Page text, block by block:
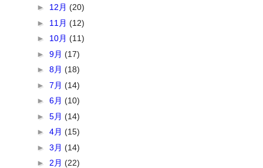
► 12月(20)
► 11月(12)
► 10月(11)
►9月(17)
►8月(18)
►7月(14)
►6月(10)
►5月(14)
►4月(15)
►3月(14)
► 2月(22)